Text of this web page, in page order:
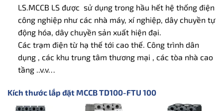
LS.MCCB LS được sử dụng trong hầu hết hệ thống điện
công nghiệp như các nhà máy, xí nghiệp, dây chuyền tự
động hóa, dây chuyền sản xuất hiện đại.
Các trạm điện từ hạ thế tới cao thế. Công trình dân
dụng , các khu trung tâm thương mại , các tòa nhà cao
tầng ..v.v…
Kích thước lắp đặt MCCB TD100-FTU 100